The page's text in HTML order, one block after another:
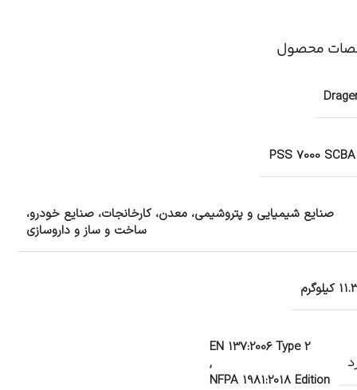
محصول
PSS 7000 SCBA
صنایع شیمیایی و پتروشیمی، معدن، کارخانجات، صنایع خودرو،
ساخت و ساز و داروسازی
11.3 کیلوگرم
EN 137:2006 Type 2
,
NFPA 1981:2018 Edition